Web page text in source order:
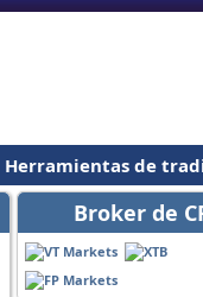
Herramientas de
Broker de